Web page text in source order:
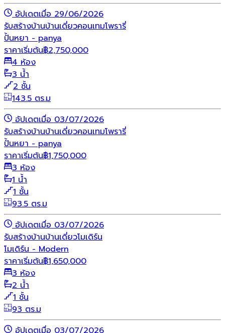
อัปเดตเมื่อ 29/06/2026
รับสร้างบ้านบ้านเดี่ยวคอนเทมโพรารี่
ปั้นหยา - panya
ราคาเริ่มต้น฿2,750,000
4 ห้อง
3 น้ำ
2 ชั้น
143.5 ตร.ม
อัปเดตเมื่อ 03/07/2026
รับสร้างบ้านบ้านเดี่ยวคอนเทมโพรารี่
ปั้นหยา - panya
ราคาเริ่มต้น฿1,750,000
3 ห้อง
1 น้ำ
1 ชั้น
93.5 ตร.ม
อัปเดตเมื่อ 03/07/2026
รับสร้างบ้านบ้านเดี่ยวโมเดิร์น
โมเดิร์น - Modern
ราคาเริ่มต้น฿1,650,000
3 ห้อง
2 น้ำ
1 ชั้น
93 ตร.ม